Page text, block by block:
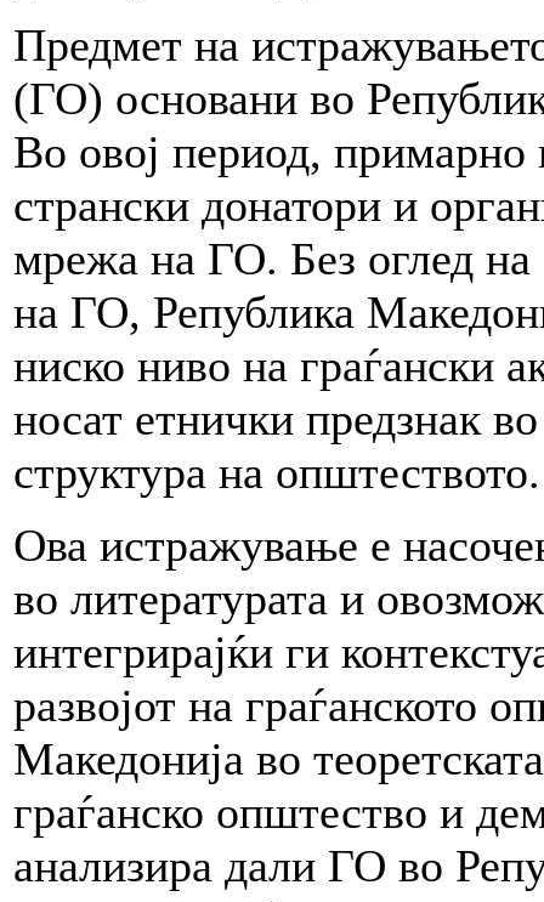
Предмет на
(ГО) основани во
Во овој период, примарно
странски донатори и
мрежа на ГО. Без оглед на
на ГО, Република
ниско ниво на граѓански
носат етнички предзнак
структура на општеството.
Ова истражување е
во литературата и
интегрирајќи ги
развојот на граѓанското
Македонија во
граѓанско општество и
анализира дали ГО во